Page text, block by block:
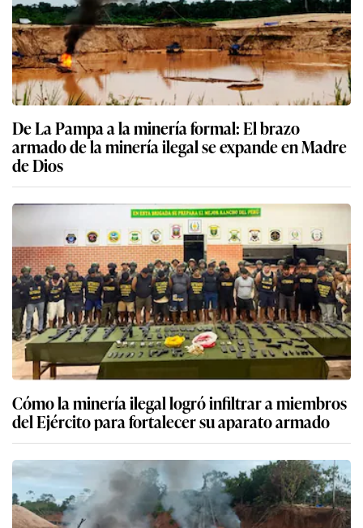
De La Pampa a la minería formal: El brazo
armado de la minería ilegal se expande en Madre
de Dios
Cómo la minería ilegal logró infiltrar a miembros
del Ejército para fortalecer su aparato armado